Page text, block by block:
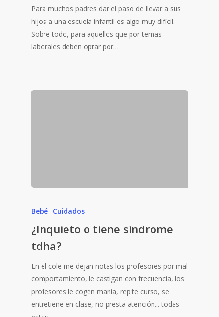
Para muchos padres dar el paso de llevar a sus
hijos a una escuela infantil es algo muy difícil.
Sobre todo, para aquellos que por temas
laborales deben optar por…
Bebé Cuidados
¿Inquieto o tiene síndrome
tdha?
En el cole me dejan notas los profesores por mal
comportamiento, le castigan con frecuencia, los
profesores le cogen manía, repite curso, se
entretiene en clase, no presta atención... todas